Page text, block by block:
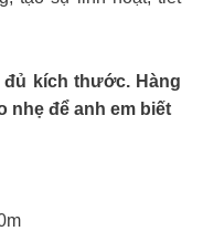
đủ kích thước. Hàng
nhẹ để anh em biết